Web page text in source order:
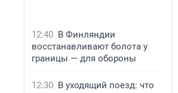
12:40 В Финляндии
восстанавливают болота у
границы — для обороны
12:30 В уходящий поезд: что